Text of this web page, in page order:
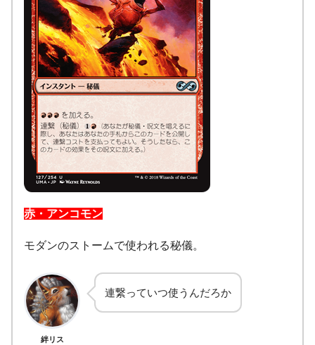
赤・アンコモン
モダンのストームで使われる秘儀。
絆リス
連繋っていつ使うんだろか